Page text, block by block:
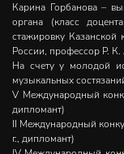
Карина Горбанова –
органа (класс
стажировку Казанской
России, профессор Р.
На счету у молодой
музыкальных
V Международный
дипломант)
II Международный
г., дипломант)